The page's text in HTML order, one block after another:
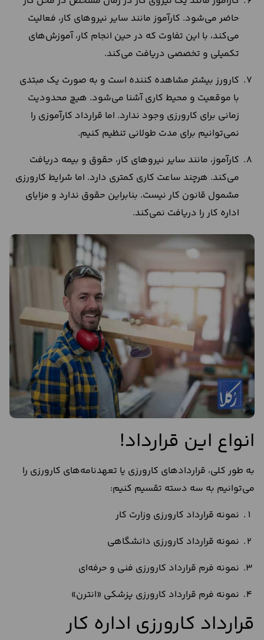
حاضر می‌شود. کارآموز مانند سایر نیروهای کار، فعالیت
می‌کند، با این تفاوت که در حین انجام کار، آموزش‌های
تکمیلی و تخصصی دریافت می‌کند.
کارورز بیشتر مشاهده کننده است و به صورت یک مبتدی
با موقعیت و محیط کاری آشنا می‌شود. هیچ محدودیت
زمانی برای کارورزی وجود ندارد. اما قرارداد کارآموزی را
نمی‎‌توانیم برای مدت طولانی تنظیم کنیم.
کارآموز، مانند سایر نیروهای کار، حقوق و بیمه دریافت
می‌کند. هرچند ساعت کاری کمتری دارد. اما شرایط کارورزی
مشمول قانون کار نیست. بنابراین حقوق ندارد و مزایای
اداره کار را دریافت نمی‌کند.
انواع این قرارداد!
به طور کلی، قراردادهای کارورزی یا تعهدنامه‌های کارورزی را
می‌توانیم به سه دسته تقسیم کنیم:
نمونه قرارداد کارورزی وزارت کار
نمونه قرارداد کارورزی دانشگاهی
نمونه فرم قرارداد کارورزی فنی و حرفه‌‍‌ای
نمونه فرم قرارداد کارورزی پزشکی «انترن»
قرارداد کارورزی اداره کار